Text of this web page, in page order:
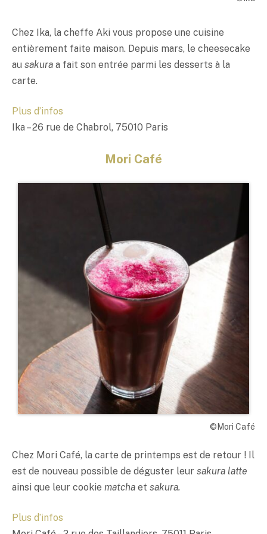
Chez Ika, la cheffe Aki vous propose une cuisine
entièrement faite maison. Depuis mars, le cheesecake
au sakura a fait son entrée parmi les desserts à la
carte.
Plus d’infos
Ika – 26 rue de Chabrol, 75010 Paris
Mori Café
©Mori Café
Chez Mori Café, la carte de printemps est de retour ! Il
est de nouveau possible de déguster leur sakura latte
ainsi que leur cookie matcha et sakura.
Plus d’infos